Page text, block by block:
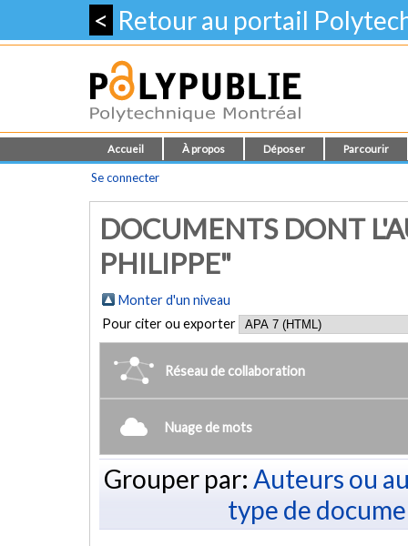
< Retour au portail
Accueil À propos Déposer Parcourir
Se connecter
DOCUMENTS DONT
PHILIPPE"
Monter d'un niveau
Pour citer ou exporter
Réseau de collaboration
Nuage de mots
Grouper par: Auteurs ou
type de